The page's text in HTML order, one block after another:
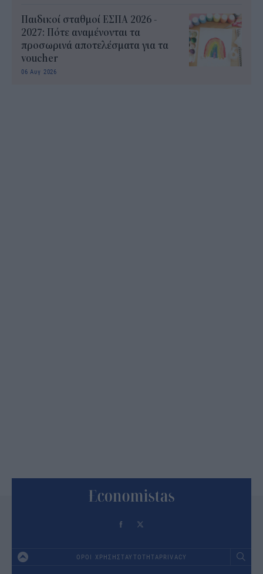
Παιδικοί σταθμοί ΕΣΠΑ 2026 -
2027: Πότε αναμένονται τα
προσωρινά αποτελέσματα για τα
voucher
06 Αυγ 2026
ΟΡΟΙ ΧΡΗΣΗΣΤΑΥΤΟΤΗΤΑPRIVACY